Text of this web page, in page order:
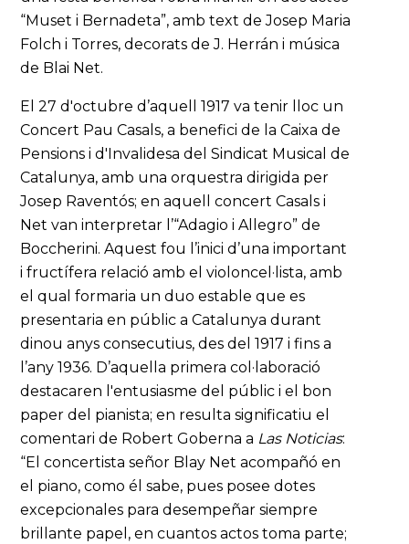
“Muset i Bernadeta”, amb text de Josep Maria
Folch i Torres, decorats de J. Herrán i música
de Blai Net.
El 27 d'octubre d’aquell 1917 va tenir lloc un
Concert Pau Casals, a benefici de la Caixa de
Pensions i d'Invalidesa del Sindicat Musical de
Catalunya, amb una orquestra dirigida per
Josep Raventós; en aquell concert Casals i
Net van interpretar l’“Adagio i Allegro” de
Boccherini. Aquest fou l’inici d’una important
i fructífera relació amb el violoncel·lista, amb
el qual formaria un duo estable que es
presentaria en públic a Catalunya durant
dinou anys consecutius, des del 1917 i fins a
l’any 1936. D’aquella primera col·laboració
destacaren l'entusiasme del públic i el bon
paper del pianista; en resulta significatiu el
comentari de Robert Goberna a Las Noticias:
“El concertista señor Blay Net acompañó en
el piano, como él sabe, pues posee dotes
excepcionales para desempeñar siempre
brillante papel, en cuantos actos toma parte;